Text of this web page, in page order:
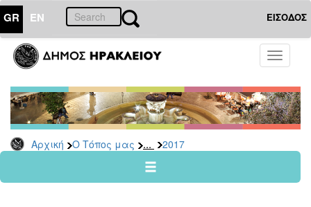
GR EN ΕΙΣΟΔΟΣ
Toggle
Αρχική Ο Τόπος μας ... 2017
ΤΟΠΟΣ
ΜΑΣ
Ανακοινώσεις
Αρχείο
2026
2024